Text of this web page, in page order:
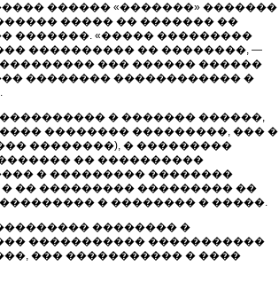
������ «�������» �������
����� �� ������� ��
�������. «����� ���������
���������� �� ��������, —
��� ������ ������
�������� ������������ �
� ������� ������,
�������� ���������, ��� �
��������), � ���������
�� ����������
� ��������� ��������
�� ��������� ��������� ��
� �������� � �����.
�������� �
����������� �����������
��� ����������� � ����